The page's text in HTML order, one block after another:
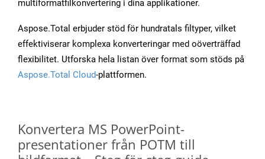
multiformatfilkonvertering i dina applikationer.
Aspose.Total erbjuder stöd för hundratals filtyper, vilket
effektiviserar komplexa konverteringar med oöverträffad
flexibilitet. Utforska hela listan över format som stöds på
Aspose.Total Cloud-plattformen.
Konvertera MS PowerPoint-
presentationer från POTM till